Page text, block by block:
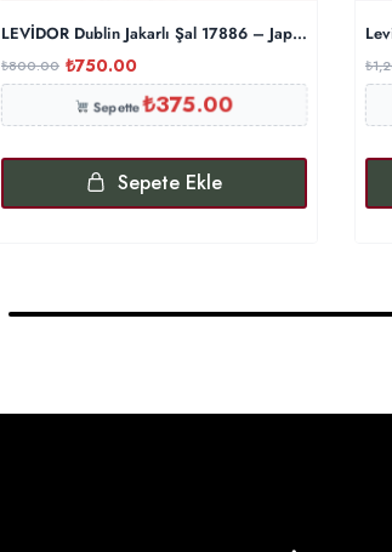
LEVİDOR Dublin Jakarlı Şal 17886 – Japon Kirazı
₺800.00 ₺750.00
Sepette₺375.00
Sepete Ekle
₺